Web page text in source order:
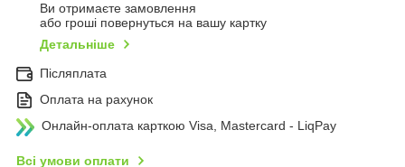
Ви отримаєте замовлення
або гроші повернуться на вашу картку
Детальніше
Післяплата
Оплата на рахунок
Онлайн-оплата карткою Visa, Mastercard - LiqPay
Всі умови оплати